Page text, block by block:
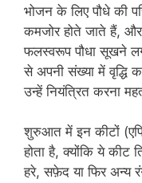
भोजन के लिए पौधे की
कमजोर होते जाते हैं, और
फलस्वरूप पौधा सूखने
से अपनी संख्या में वृद्धि
उन्हें नियंत्रित करना
शुरुआत में इन कीटों
होता है, क्योंकि ये
हरे, सफ़ेद या फिर अन्य